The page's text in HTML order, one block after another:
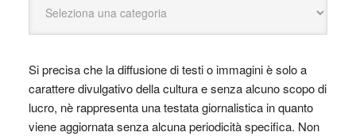
Si precisa che la diffusione di testi o immagini è solo a
carattere divulgativo della cultura e senza alcuno scopo di
lucro, nè rappresenta una testata giornalistica in quanto
viene aggiornata senza alcuna periodicità specifica. Non